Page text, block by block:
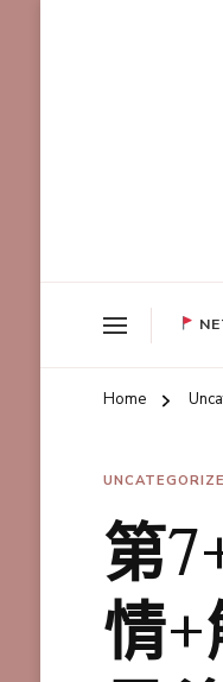
Home
第
情+